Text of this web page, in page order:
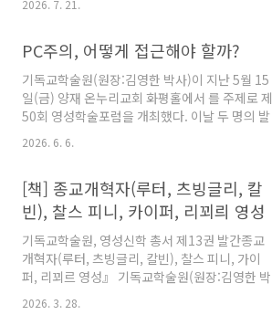
(목) 저녁 7시에 서울 서대문구에 위치한 공간새
및 목회자 은퇴 준비를 위한 교회의 제도적 준비
에 대해 논의하는 시간을 가졌으며, 7월 21일(화)
에는 동일 시간 및 장소에서 신임 목회자 청빙 준
비 및 새로운 목회 리더십 전환을 위한 교회와 성
도의 역할을 모색해 보는 2차 포럼을 가졌다. 두
차례 진행된 포럼에서 논의된 내용을 일부 요약
리한 것이다. 교회개혁 1차 포럼에서 을 주제로
발표한 개혁연대 기숙..
2026. 7. 21.
PC주의, 어떻게 접근해야 할까?
기독교학술원(원장:김영한 박사)이 지난 5월 15
일(금) 양재 온누리교회 화평홀에서 를 주제로 제
50회 영성학술포럼을 개최했다. 이날 두 명의 발
제자 가운데 'PC주의와 성경적 정치관'이라는 제
목으로 발표한 조평세 박사(1776 연구소장)의
면한 사상적 영적 위기를 진단하면서 성경적 세
계관 교육의 필요성을 강조했다. 아래는 조평세
박사의 발제문 중 일부를 AI를 활용해서 정리한
것이다. 시대의 사상적 도전과 기독교 문명의 위
기현대 사회를 지배하는 강력한 문화적·정치적
조류인 PC주의(Political Correctness, 정치적
올바름)는 단순한 언어 정화 운동이나 소수자 인
2026. 6. 6.
[책] 종교개혁자(루터, 츠빙글리, 칼
빈), 찰스 피니, 카이퍼, 리꾀릐 영성
기독교학술원, 영성신학 총서 제13권 발간종교
개혁자(루터, 츠빙글리, 칼빈), 찰스 피니, 가이
퍼, 리꾀르 영성』 기독교학술원(원장:김영한 박
사)가 최근 영성신학 시리즈 제13권을 출간했다
고 밝혔다. 이번 영성신학 시리즈는 『종교개혁
2026. 3. 28.